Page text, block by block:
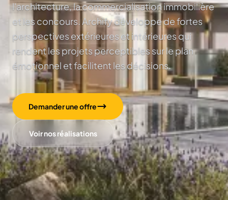
l'architecture, la commercialisation immobilière
et les concours. Archify développe de fortes
perspectives extérieures et intérieures qui
rendent les projets perceptibles sur le plan
émotionnel et facilitent les décisions.
Demander une offre
Voir nos réalisations